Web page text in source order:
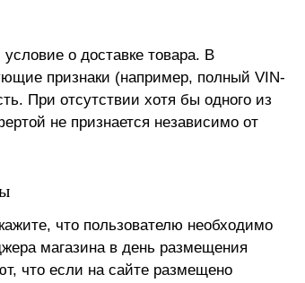
о доставке товара. В
признаки (например, полный VIN-
При отсутствии хотя бы одного из
не признается независимо от
что пользователю необходимо
магазина в день размещения
что если на сайте размещено